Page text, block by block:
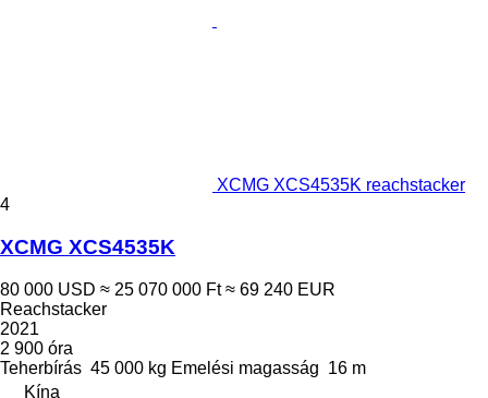
XCMG XCS4535K reachstacker
4
XCMG XCS4535K
80 000 USD ≈ 25 070 000 Ft ≈ 69 240 EUR
Reachstacker
2021
2 900 óra
Teherbírás 45 000 kg Emelési magasság 16 m
Kína